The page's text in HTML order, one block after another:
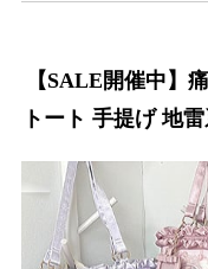
【SALE開催中】
トート 手提げ 地